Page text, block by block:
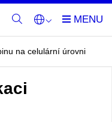
na celulární úrovni